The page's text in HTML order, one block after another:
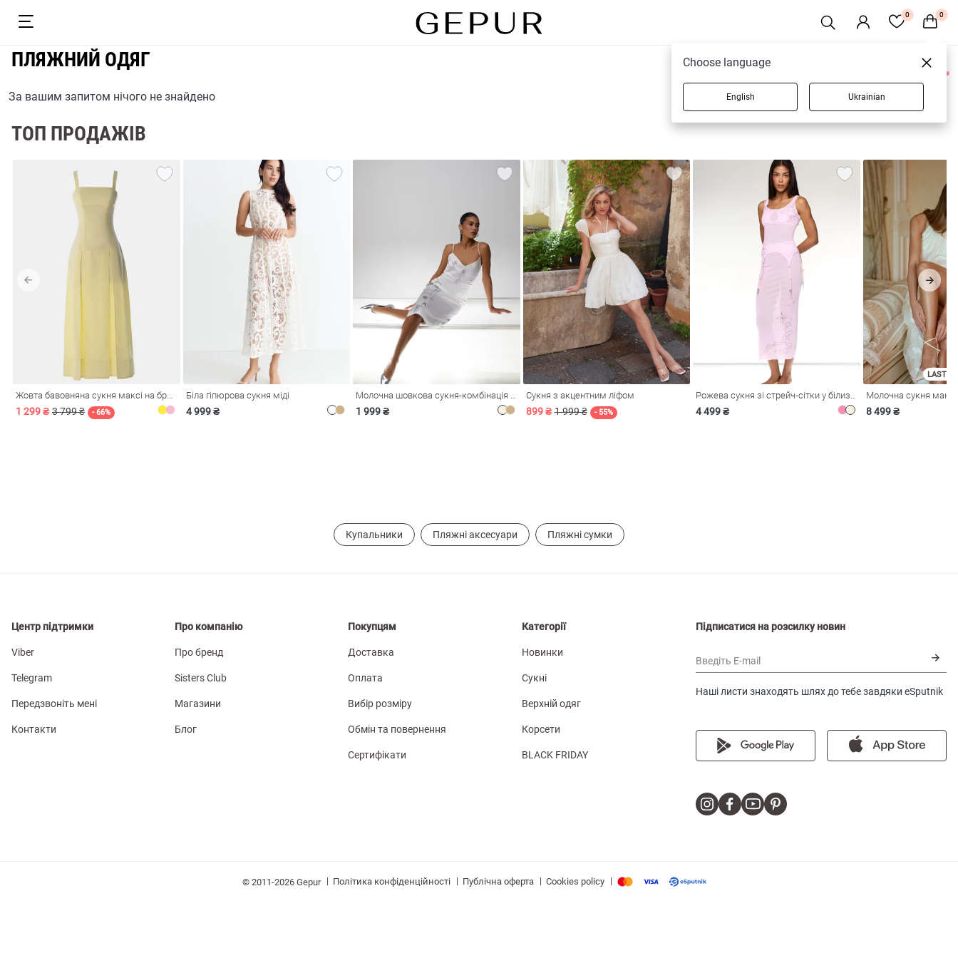
0 0
На
ПЛЯЖНИЙ ОДЯГ
0 товарів
За вашим запитом нічого не знайдено
ТОП ПРОДАЖІВ
1 299 ₴ 3 799 ₴ - 66%
Біла гіпюрова сукня міді
4 999 ₴ 1 999 ₴
Сукня з акцентним ліфом
899 ₴ 1 999 ₴ - 55% 4 499 ₴
LAST
8 499 ₴
Купальники Пляжні аксесуари Пляжні сумки
Центр підтримки
Viber
Telegram
Передзвоніть мені
Контакти
Про компанію
Про бренд
Sisters Club
Магазини
Блог
Покупцям
Доставка
Оплата
Вибір розміру
Обмін та повернення
Сертифікати
Категорії
Новинки
Сукні
Верхній одяг
Корсети
BLACK FRIDAY
Підписатися на розсилку новин
Введіть E-mail
Наші листи знаходять шлях до тебе завдяки eSputnik
© 2011-2026 Gepur | Політика конфіденційності | Публічна оферта | Cookies policy |
Choose language
English Ukrainian